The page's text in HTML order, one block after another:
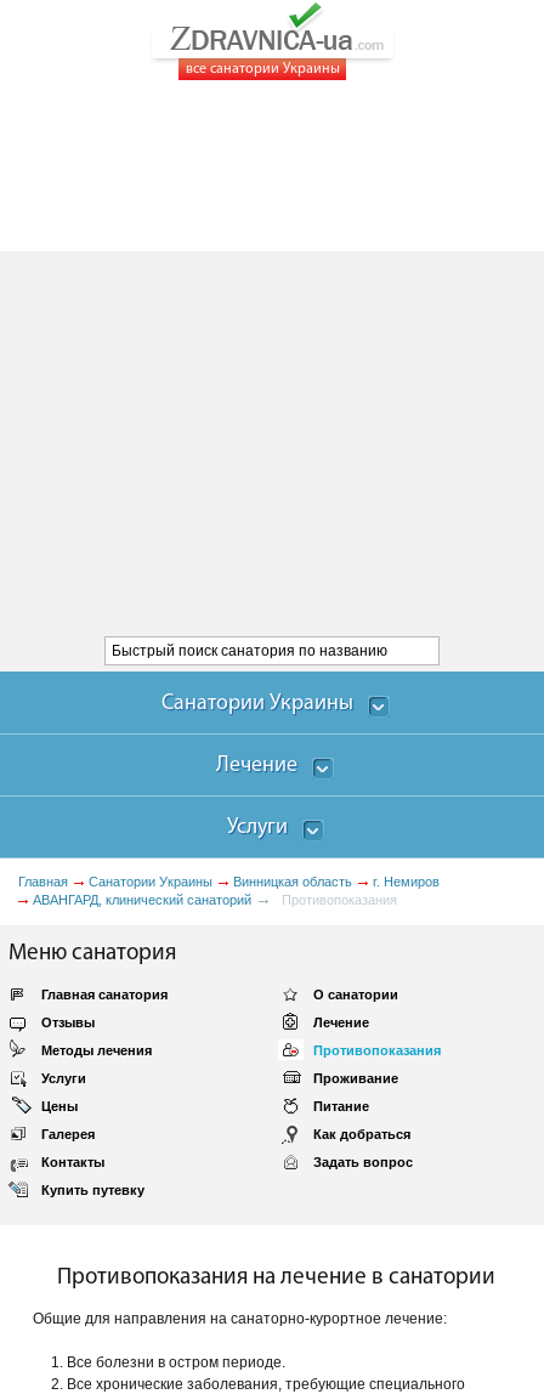
все санатории Украины
Санатории Украины
Лечение
Услуги
Главная Санатории Украины Винницкая область
г. Немиров
АВАНГАРД, клинический санаторий
Противопоказания
Меню санатория
Главная санатория
О санатории
Отзывы
Лечение
Методы лечения
Противопоказания
Услуги
Проживание
Цены
Питание
Галерея
Как добраться
Контакты
Задать вопрос
Купить путевку
Противопоказания на лечение в санатории
Общие для направления на санаторно-курортное лечение:
Все болезни в остром периоде.
Все хронические заболевания, требующие специального